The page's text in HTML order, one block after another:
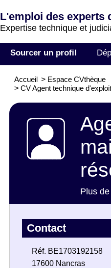
L'emploi des experts
Expertise technique et
Sourcer un profil
Accueil > Espace CVthèque
> CV Agent technique
Plus
Contact
Réf. BE1703192158
17600 Nancras